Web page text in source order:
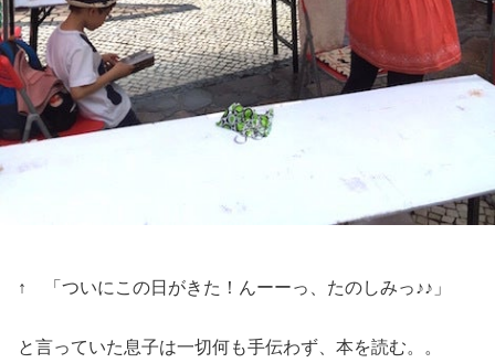
↑ 「ついにこの日がきた！んーーっ、たのしみっ♪♪」
と言っていた息子は一切何も手伝わず、本を読む。。